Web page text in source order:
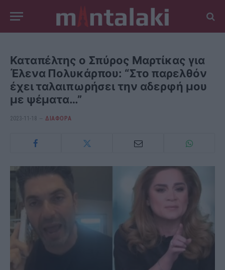
Καταπέλτης ο Σπύρος Μαρτίκας για
Έλενα Πολυκάρπου: “Στο παρελθόν
έχει ταλαιπωρήσει την αδερφή μου
με ψέματα…”
2023-11-18 ΔΙΆΦΟΡΑ